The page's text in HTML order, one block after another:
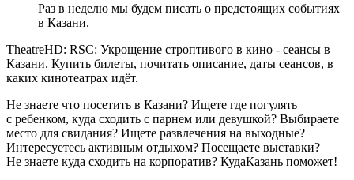
Раз в неделю мы будем писать о предстоящих событиях
в Казани.
TheatreHD: RSC: Укрощение строптивого в кино - сеансы в
Казани. Купить билеты, почитать описание, даты сеансов, в
каких кинотеатрах идёт.
Не знаете что посетить в Казани? Ищете где погулять
с ребенком, куда сходить с парнем или девушкой? Выбираете
место для свидания? Ищете развлечения на выходные?
Интересуетесь активным отдыхом? Посещаете выставки?
Не знаете куда сходить на корпоратив? КудаКазань поможет!